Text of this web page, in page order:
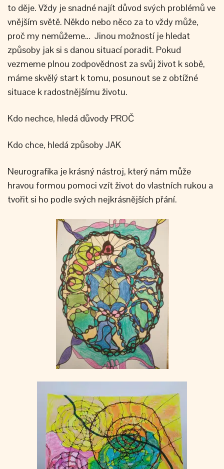
to děje. Vždy je snadné najít důvod svých problémů ve
vnějším světě. Někdo nebo něco za to vždy může,
proč my nemůžeme… Jinou možností je hledat
způsoby jak si s danou situací poradit. Pokud
vezmeme plnou zodpovědnost za svůj život k sobě,
máme skvělý start k tomu, posunout se z obtížné
situace k radostnějšímu životu.
Kdo nechce, hledá důvody PROČ
Kdo chce, hledá způsoby JAK
Neurografika je krásný nástroj, který nám může
hravou formou pomoci vzít život do vlastních rukou a
tvořit si ho podle svých nejkrásnějších přání.